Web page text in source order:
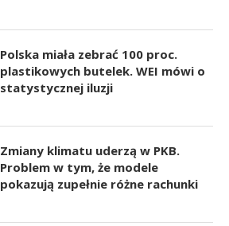
Polska miała zebrać 100 proc.
plastikowych butelek. WEI mówi o
statystycznej iluzji
Zmiany klimatu uderzą w PKB.
Problem w tym, że modele
pokazują zupełnie różne rachunki